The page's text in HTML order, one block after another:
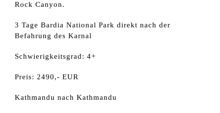
Rock Canyon.
3 Tage Bardia National Park direkt nach der
Befahrung des Karnal
Schwierigkeitsgrad: 4+
Preis: 2490,- EUR
Kathmandu nach Kathmandu